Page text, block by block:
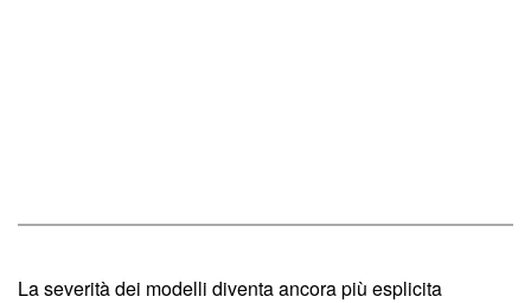
La severità dei modelli diventa ancora più esplicita